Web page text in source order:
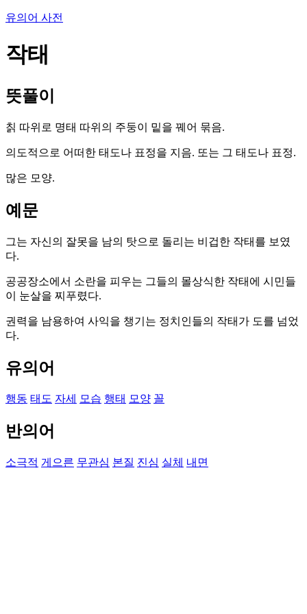
유의어 사전
작태
뜻풀이
칡 따위로 명태 따위의 주둥이 밑을 꿰어 묶음.
의도적으로 어떠한 태도나 표정을 지음. 또는 그 태도나 표정.
많은 모양.
예문
그는 자신의 잘못을 남의 탓으로 돌리는 비겁한 작태를 보였
다.
공공장소에서 소란을 피우는 그들의 몰상식한 작태에 시민들
이 눈살을 찌푸렸다.
권력을 남용하여 사익을 챙기는 정치인들의 작태가 도를 넘었
다.
유의어
행동 태도 자세 모습 행태 모양 꼴
반의어
소극적 게으른 무관심 본질 진심 실체 내면